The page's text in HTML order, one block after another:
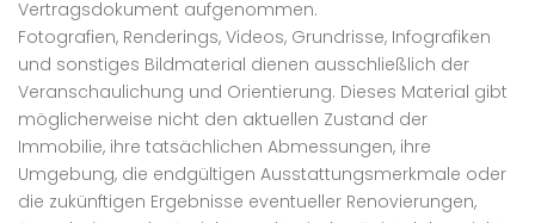
Vertragsdokument aufgenommen.
Fotografien, Renderings, Videos, Grundrisse, Infografiken
und sonstiges Bildmaterial dienen ausschließlich der
Veranschaulichung und Orientierung. Dieses Material gibt
möglicherweise nicht den aktuellen Zustand der
Immobilie, ihre tatsächlichen Abmessungen, ihre
Umgebung, die endgültigen Ausstattungsmerkmale oder
die zukünftigen Ergebnisse eventueller Renovierungen,